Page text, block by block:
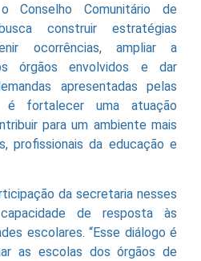
Conselho Comunitário de
construir estratégias
ocorrências, ampliar a
órgãos envolvidos e dar
apresentadas pelas
é fortalecer uma atuação
para um ambiente mais
profissionais da educação e
da secretaria nesses
de resposta às
escolares. “Esse diálogo é
as escolas dos órgãos de